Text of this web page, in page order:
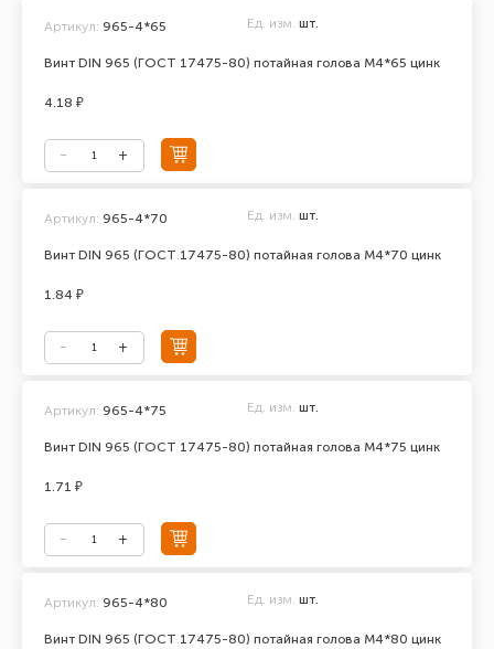
Винт DIN 965 (ГОСТ 17475-80) потайная голова М4*65 цинк
Артикул: 965-4*65 Ед. изм. шт.
4.18 ₽
Винт DIN 965 (ГОСТ 17475-80) потайная голова М4*70 цинк
Артикул: 965-4*70 Ед. изм. шт.
1.84 ₽
Винт DIN 965 (ГОСТ 17475-80) потайная голова М4*75 цинк
Артикул: 965-4*75 Ед. изм. шт.
1.71 ₽
Винт DIN 965 (ГОСТ 17475-80) потайная голова М4*80 цинк
Артикул: 965-4*80 Ед. изм. шт.